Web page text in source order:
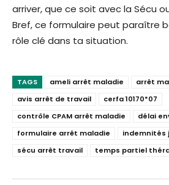
arriver, que ce soit avec la Sécu
Bref, ce formulaire peut paraître
rôle clé dans ta situation.
TAGS ameli arrêt maladie
arrêt
avis arrêt de travail
cerfa 10170*07
contrôle CPAM arrêt maladie
délai
formulaire arrêt maladie
indemnités
sécu arrêt travail
temps partiel